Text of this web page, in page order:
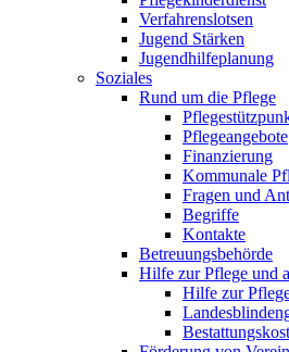
Verfahrenslotsen
Jugend Stärken
Jugendhilfeplanung
Soziales
Rund um die Pflege
Pflegeangebote
Finanzierung
Kommunale
Fragen und
Begriffe
Kontakte
Betreuungsbehörde
Hilfe zur Pflege und
Hilfe zur